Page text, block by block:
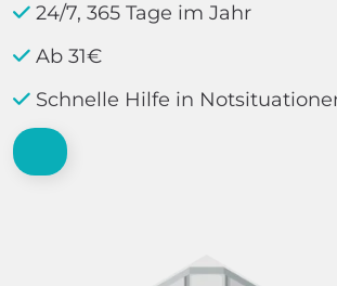
24/7, 365 Tage im Jahr
Ab 31€
Schnelle Hilfe in